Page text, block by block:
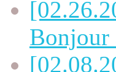
Bonjour